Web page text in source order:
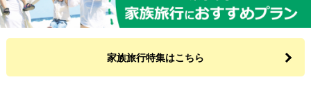
家族旅行特集はこちら